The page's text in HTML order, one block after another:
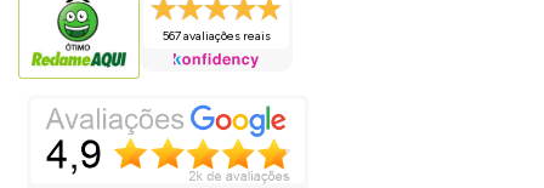
567 avaliações reais